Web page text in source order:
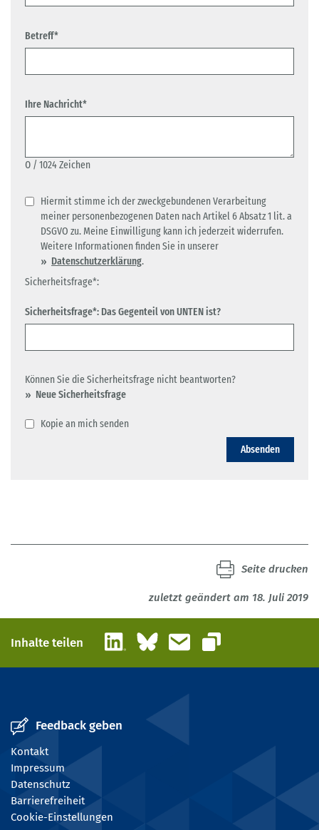
Betreff*
Ihre Nachricht*
0 / 1024 Zeichen
Hiermit stimme ich der zweckgebundenen Verarbeitung
meiner personenbezogenen Daten nach Artikel 6 Absatz 1 lit. a
DSGVO zu. Meine Einwilligung kann ich jederzeit widerrufen.
Weitere Informationen finden Sie in unserer
Datenschutzerklärung.
Sicherheitsfrage*:
Sicherheitsfrage*: Das Gegenteil von UNTEN ist?
Können Sie die Sicherheitsfrage nicht beantworten?
Neue Sicherheitsfrage
Kopie an mich senden
Absenden
zuletzt geändert am 18. Juli 2019
Seite drucken
Inhalte teilen LinkedInBlueskyE-Mail
Link kopieren
Feedback geben
Kontakt
Impressum
Datenschutz
Barrierefreiheit
Cookie-Einstellungen